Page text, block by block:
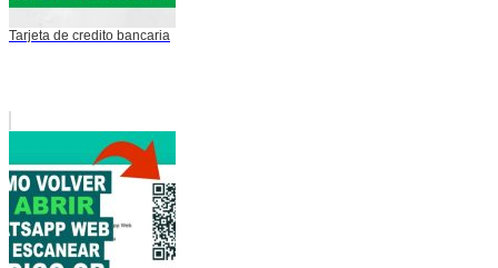
Tarjeta de credito bancaria